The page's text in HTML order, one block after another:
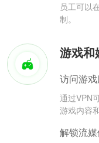
员工可以
制。
游戏和
访问游
通过VPN
游戏内容
解锁流